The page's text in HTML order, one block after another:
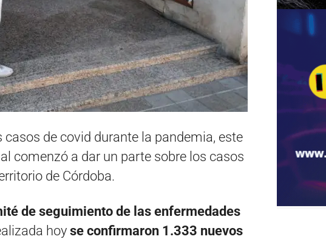
de covid durante la pandemia, este
comenzó a dar un parte sobre los casos
de Córdoba.
de seguimiento de las enfermedades
hoyse confirmaron 1.333 nuevos